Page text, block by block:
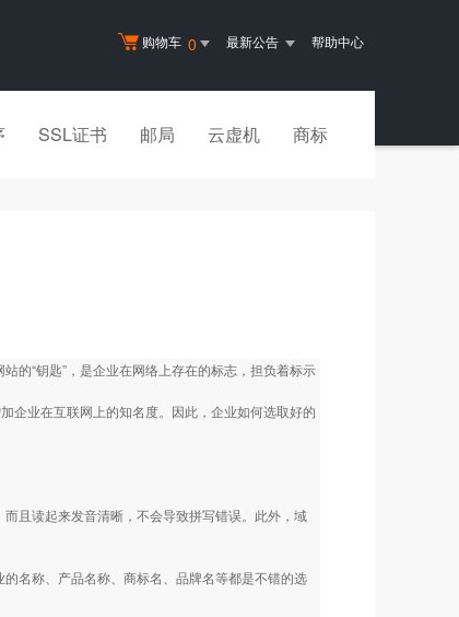
购物车 0 最新公告 帮助中心
SSL证书 邮局 云虚机 商标
的“钥匙”，是企业在网络上存在的标志，担负着标示
企业在互联网上的知名度。因此，企业如何选取好的
且读起来发音清晰，不会导致拼写错误。此外，域
名称、产品名称、商标名、品牌名等都是不错的选